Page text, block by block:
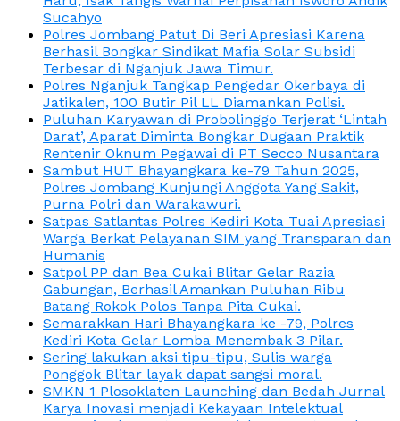
Sucahyo
Polres Jombang Patut Di Beri Apresiasi Karena
Berhasil Bongkar Sindikat Mafia Solar Subsidi
Terbesar di Nganjuk Jawa Timur.
Polres Nganjuk Tangkap Pengedar Okerbaya di
Jatikalen, 100 Butir Pil LL Diamankan Polisi.
Puluhan Karyawan di Probolinggo Terjerat ‘Lintah
Darat’, Aparat Diminta Bongkar Dugaan Praktik
Rentenir Oknum Pegawai di PT Secco Nusantara
Sambut HUT Bhayangkara ke-79 Tahun 2025,
Polres Jombang Kunjungi Anggota Yang Sakit,
Purna Polri dan Warakawuri.
Satpas Satlantas Polres Kediri Kota Tuai Apresiasi
Warga Berkat Pelayanan SIM yang Transparan dan
Humanis
Satpol PP dan Bea Cukai Blitar Gelar Razia
Gabungan, Berhasil Amankan Puluhan Ribu
Batang Rokok Polos Tanpa Pita Cukai.
Semarakkan Hari Bhayangkara ke -79, Polres
Kediri Kota Gelar Lomba Menembak 3 Pilar.
Sering lakukan aksi tipu-tipu, Sulis warga
Ponggok Blitar layak dapat sangsi moral.
SMKN 1 Plosoklaten Launching dan Bedah Jurnal
Karya Inovasi menjadi Kekayaan Intelektual